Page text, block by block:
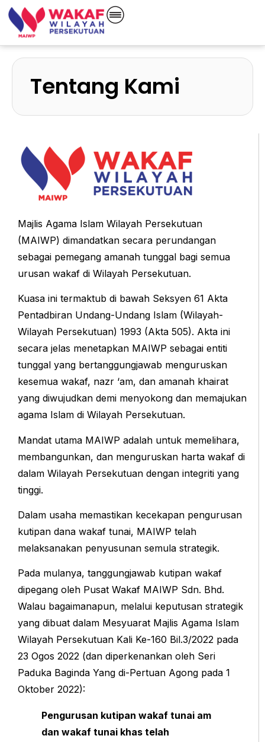
Tentang Kami
Majlis Agama Islam Wilayah Persekutuan
(MAIWP) dimandatkan secara perundangan
sebagai pemegang amanah tunggal bagi semua
urusan wakaf di Wilayah Persekutuan.
Kuasa ini termaktub di bawah Seksyen 61 Akta
Pentadbiran Undang-Undang Islam (Wilayah-
Wilayah Persekutuan) 1993 (Akta 505). Akta ini
secara jelas menetapkan MAIWP sebagai entiti
tunggal yang bertanggungjawab menguruskan
kesemua wakaf, nazr ‘am, dan amanah khairat
yang diwujudkan demi menyokong dan memajukan
agama Islam di Wilayah Persekutuan.
Mandat utama MAIWP adalah untuk memelihara,
membangunkan, dan menguruskan harta wakaf di
dalam Wilayah Persekutuan dengan integriti yang
tinggi.
Dalam usaha memastikan kecekapan pengurusan
kutipan dana wakaf tunai, MAIWP telah
melaksanakan penyusunan semula strategik.
Pada mulanya, tanggungjawab kutipan wakaf
dipegang oleh Pusat Wakaf MAIWP Sdn. Bhd.
Walau bagaimanapun, melalui keputusan strategik
yang dibuat dalam Mesyuarat Majlis Agama Islam
Wilayah Persekutuan Kali Ke-160 Bil.3/2022 pada
23 Ogos 2022 (dan diperkenankan oleh Seri
Paduka Baginda Yang di-Pertuan Agong pada 1
Oktober 2022):
Pengurusan kutipan wakaf tunai am
dan wakaf tunai khas telah